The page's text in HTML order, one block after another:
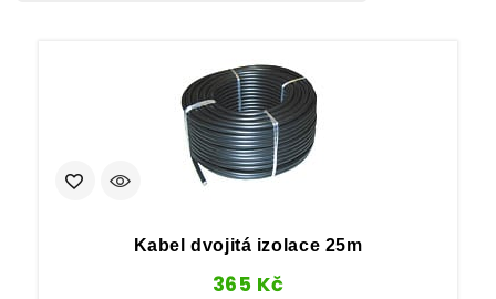
Kabel dvojitá izolace 25m
365 Kč